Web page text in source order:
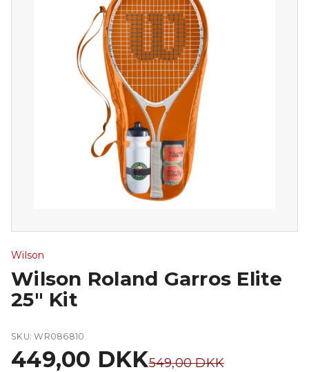
Wilson
Wilson Roland Garros Elite
25" Kit
SKU: WR086810
449,00 DKK549,00 DKK